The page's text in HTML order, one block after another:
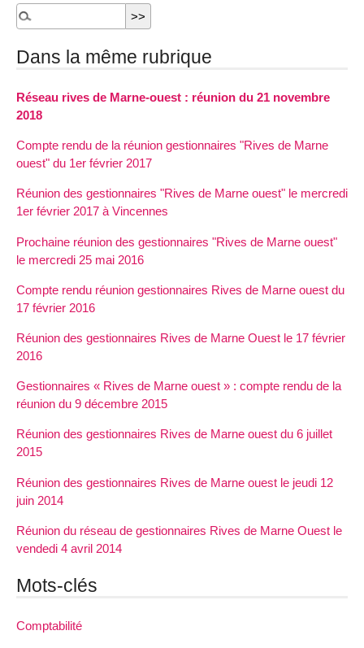
Dans la même rubrique
Réseau rives de Marne-ouest : réunion du 21 novembre
2018
Compte rendu de la réunion gestionnaires "Rives de Marne
ouest" du 1er février 2017
Réunion des gestionnaires "Rives de Marne ouest" le mercredi
1er février 2017 à Vincennes
Prochaine réunion des gestionnaires "Rives de Marne ouest"
le mercredi 25 mai 2016
Compte rendu réunion gestionnaires Rives de Marne ouest du
17 février 2016
Réunion des gestionnaires Rives de Marne Ouest le 17 février
2016
Gestionnaires « Rives de Marne ouest » : compte rendu de la
réunion du 9 décembre 2015
Réunion des gestionnaires Rives de Marne ouest du 6 juillet
2015
Réunion des gestionnaires Rives de Marne ouest le jeudi 12
juin 2014
Réunion du réseau de gestionnaires Rives de Marne Ouest le
vendedi 4 avril 2014
Mots-clés
Comptabilité